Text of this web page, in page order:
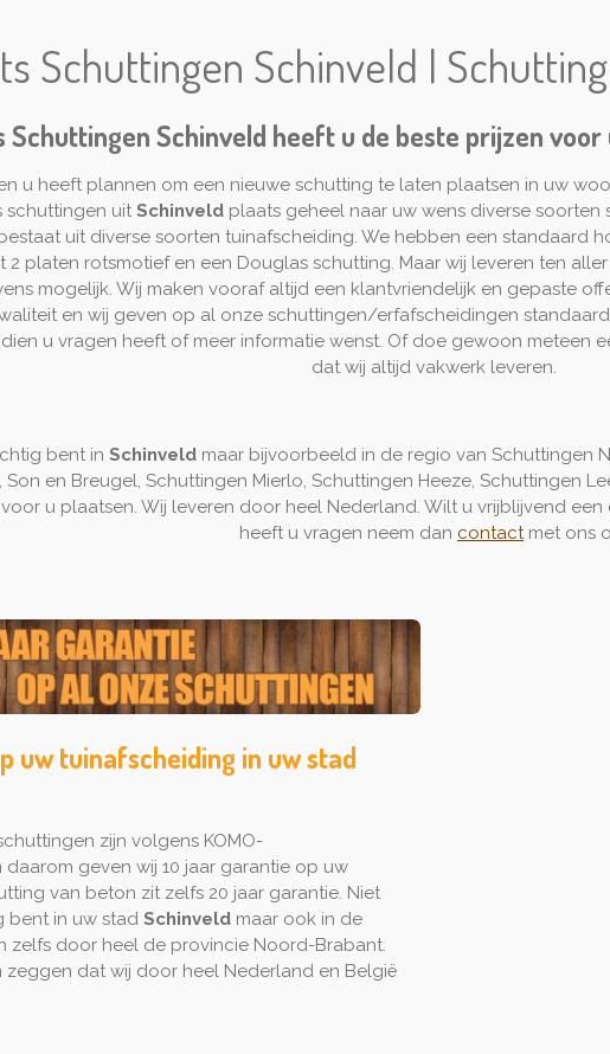
Schuttingen Schinveld |
Schuttingen Schinveld heeft u de beste prijzen
u heeft plannen om een nieuwe schutting te laten plaatsen in uw
schuttingen uit Schinveldplaats geheel naar uw wens diverse
uit diverse soorten tuinafscheiding. We hebben een standaard
2 platen rotsmotief en een Douglas schutting. Maar wij leveren ten
mogelijk. Wij maken vooraf altijd een klantvriendelijk en gepaste
en wij geven op al onze schuttingen/erfafscheidingen
u vragen heeft of meer informatie wenst. Of doe gewoon meteen
dat wij altijd vakwerk leveren.
bent in Schinveld maar bijvoorbeeld in de regio van Schuttingen
en Breugel, Schuttingen Mierlo, Schuttingen Heeze, Schuttingen
u plaatsen. Wij leveren door heel Nederland. Wilt u vrijblijvend
heeft u vragen neem dan contactmet ons
uw tuinafscheiding in uw stad
zijn volgens KOMO-
geven wij 10 jaar garantie op uw
van beton zit zelfs 20 jaar garantie. Niet
bent in uw stad Schinveld maar ook in de
zelfs door heel de provincie Noord-Brabant.
zeggen dat wij door heel Nederland en België